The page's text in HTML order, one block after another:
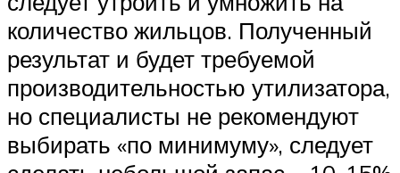
количество жильцов. Полученный
результат и будет требуемой
производительностью утилизатора,
но специалисты не рекомендуют
выбирать «по минимуму», следует